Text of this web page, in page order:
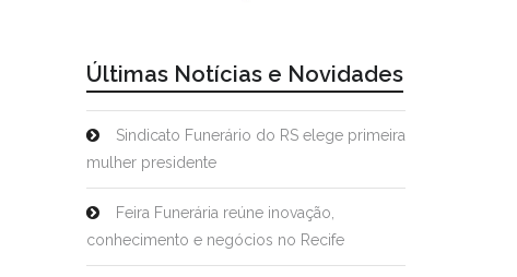
Últimas Notícias e Novidades
Sindicato Funerário do RS elege primeira
mulher presidente
Feira Funerária reúne inovação,
conhecimento e negócios no Recife